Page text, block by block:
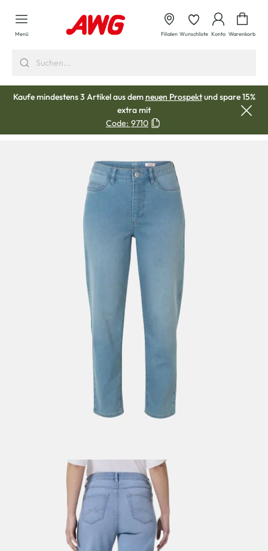
springen
Menü Filialen Wunschliste Konto Warenkorb
Kaufe mindestens 3 Artikel aus demneuen Prospektund spare 15%
extra mit
Code: 9710